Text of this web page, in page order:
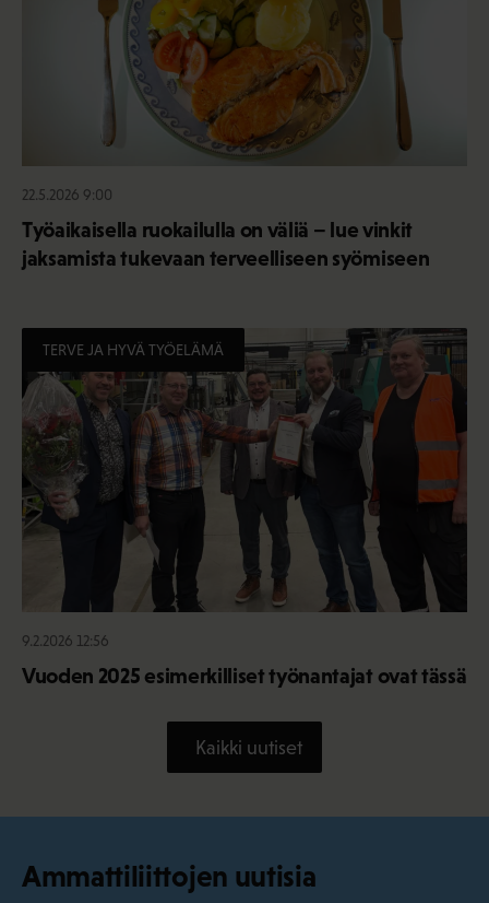
22.5.2026 9:00
Työaikaisella ruokailulla on väliä – lue vinkit
jaksamista tukevaan terveelliseen syömiseen
TERVE JA HYVÄ TYÖELÄMÄ
9.2.2026 12:56
Vuoden 2025 esimerkilliset työnantajat ovat tässä
Kaikki uutiset
Ammattiliittojen uutisia